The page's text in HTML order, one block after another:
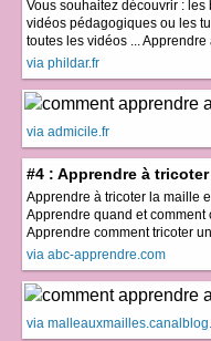
Vous souhaitez découvrir : les
vidéos pédagogiques ou les
toutes les vidéos ...
via phildar.fr
via admicile.fr
#4 : Apprendre à
Apprendre à tricoter la maille
Apprendre quand et comment
Apprendre comment tricoter
via abc-apprendre.com
via